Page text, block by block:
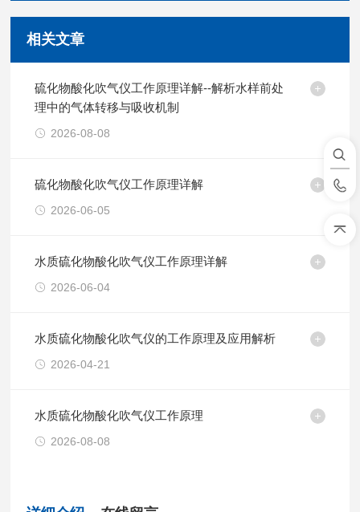
相关文章
硫化物酸化吹气仪工作原理详解--解析水样前处
理中的气体转移与吸收机制
2026-08-08
硫化物酸化吹气仪工作原理详解
2026-06-05
水质硫化物酸化吹气仪工作原理详解
2026-06-04
水质硫化物酸化吹气仪的工作原理及应用解析
2026-04-21
水质硫化物酸化吹气仪工作原理
2026-08-08